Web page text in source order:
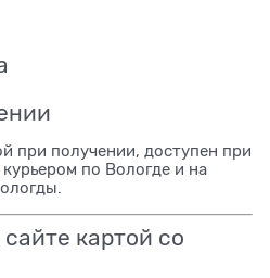
при получении, доступен при
по Вологде и на
картой со